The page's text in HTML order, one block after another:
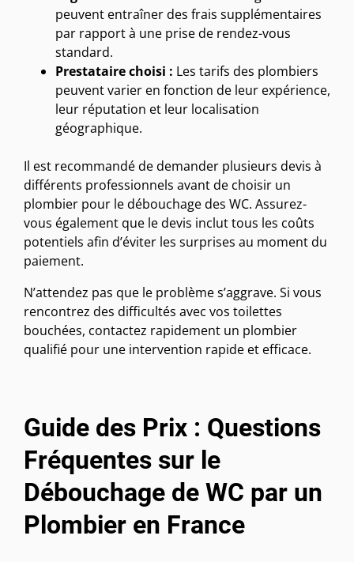
peuvent entraîner des frais supplémentaires
par rapport à une prise de rendez-vous
standard.
Prestataire choisi : Les tarifs des plombiers
peuvent varier en fonction de leur expérience,
leur réputation et leur localisation
géographique.
Il est recommandé de demander plusieurs devis à
différents professionnels avant de choisir un
plombier pour le débouchage des WC. Assurez-
vous également que le devis inclut tous les coûts
potentiels afin d’éviter les surprises au moment du
paiement.
N’attendez pas que le problème s’aggrave. Si vous
rencontrez des difficultés avec vos toilettes
bouchées, contactez rapidement un plombier
qualifié pour une intervention rapide et efficace.
Guide des Prix : Questions
Fréquentes sur le
Débouchage de WC par un
Plombier en France